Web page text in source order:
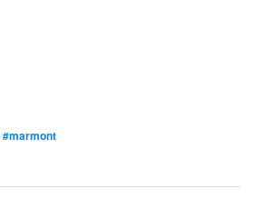
#marmont